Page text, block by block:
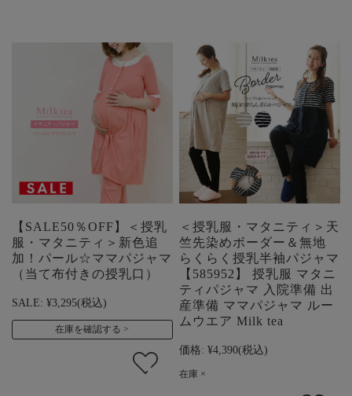
【SALE50％OFF】＜授乳
服・マタニティ＞新色追
加！パール☆ママパジャマ
（当て布付きの授乳口）
SALE: ¥3,295(税込)
在庫を確認する
＜授乳服・マタニティ＞天
竺先染めボーダー＆無地
らくらく授乳半袖パジャマ
【585952】 授乳服 マタニ
ティパジャマ 入院準備 出
産準備 ママパジャマ ルー
ムウエア Milk tea
価格: ¥4,390(税込)
在庫 ×